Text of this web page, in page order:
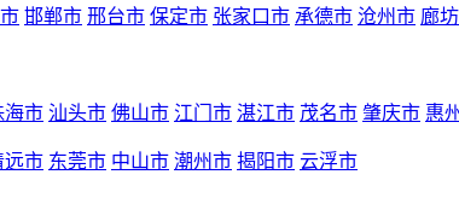
邯郸市 邢台市 保定市 张家口市 承德市 沧州市 廊
海市 汕头市 佛山市 江门市 湛江市 茂名市 肇庆市 惠
远市 东莞市 中山市 潮州市 揭阳市 云浮市